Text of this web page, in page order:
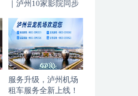
｜泸州10家影院同步
今日登陆全国院线
服务升级，泸州机场
租车服务全新上线！